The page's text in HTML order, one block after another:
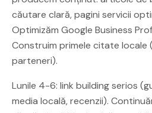
căutare clară, pagini servicii
Optimizăm Google Business
Construim primele citate locale
parteneri).
Lunile 4-6: link building serios
media locală, recenzii).